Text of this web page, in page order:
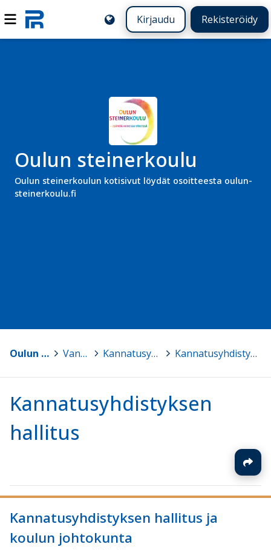
Kirjaudu Rekisteröidy
Oulun steinerkoulu
Oulun steinerkoulun kotisivut löydät osoitteesta oulun-
steinerkoulu.fi
Oulun steinerkoulu > Vanhemmille > Kannatusyhdistyksen toiminta Kannatusyhdistyksen hallitus
Kannatusyhdistyksen
hallitus
Kannatusyhdistyksen hallitus ja
koulun johtokunta